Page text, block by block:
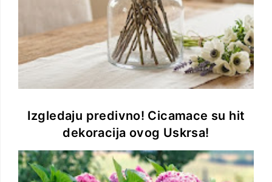
Izgledaju predivno! Cicamace su hit
dekoracija ovog Uskrsa!